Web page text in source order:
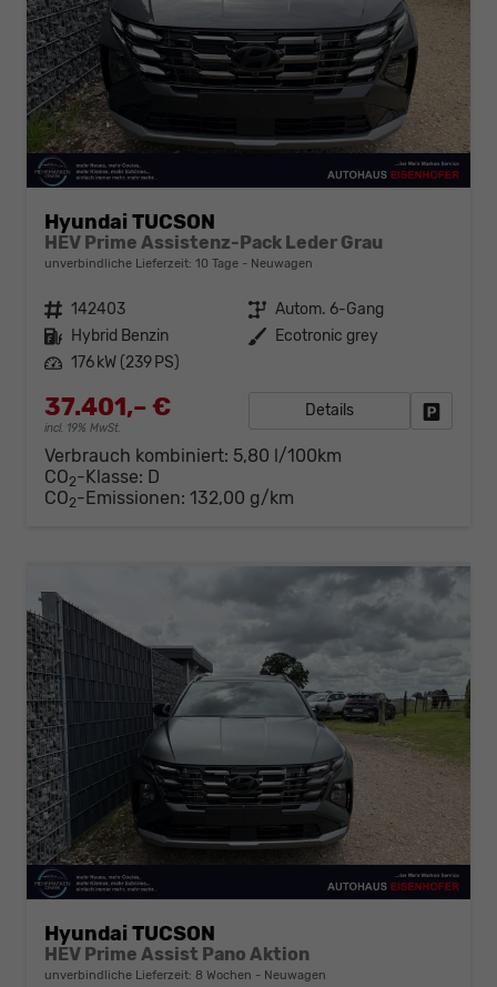
Hyundai TUCSON
HEV Prime Assistenz-Pack Leder Grau
unverbindliche Lieferzeit: 10 Tage Neuwagen
Fahrzeugnr. 142403 Getriebe Autom. 6-Gang
Kraftstoff Hybrid Benzin Außenfarbe Ecotronic grey
Leistung 176 kW (239 PS)
37.401,– €
incl. 19% MwSt.
Details
Verbrauch kombiniert: 5,80 l/100km
CO2-Klasse: D
CO2-Emissionen: 132,00 g/km
Hyundai TUCSON
HEV Prime Assist Pano Aktion
unverbindliche Lieferzeit: 8 Wochen Neuwagen